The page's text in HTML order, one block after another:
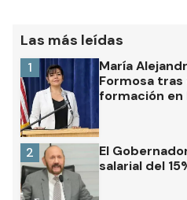
Las más leídas
María
Formosa
formación en
1
El
salarial del
2